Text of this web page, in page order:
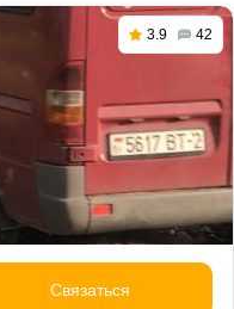
3.9 42
Связаться